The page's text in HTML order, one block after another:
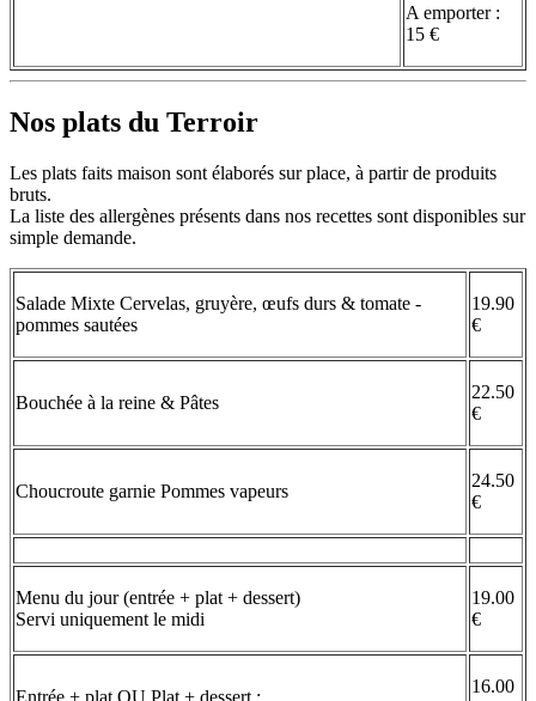
A emporter :
15 €
Nos plats du Terroir
Les plats faits maison sont élaborés sur place, à partir de produits
bruts.
La liste des allergènes présents dans nos recettes sont disponibles sur
simple demande.
Salade Mixte Cervelas, gruyère, œufs durs & tomate -
pommes sautées
19.90
€
Bouchée à la reine & Pâtes
22.50
€
Choucroute garnie Pommes vapeurs
24.50
€
Menu du jour (entrée + plat + dessert)
Servi uniquement le midi
19.00
€
Entrée + plat OU Plat + dessert :
16.00